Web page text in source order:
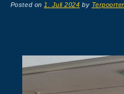
Posted on 1. Juli 2024 by